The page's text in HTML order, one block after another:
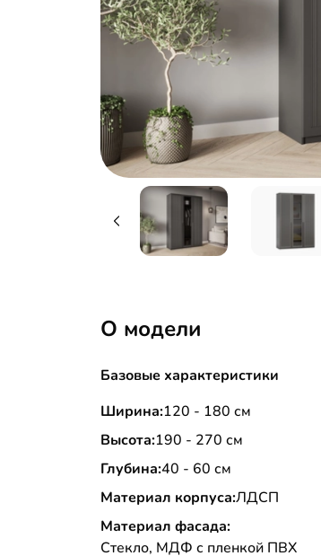
О модели
Базовые характеристики
Ширина:120 - 180 см
Высота:190 - 270 см
Глубина:40 - 60 см
Материал корпуса:ЛДСП
Материал фасада:
Стекло, МДФ с пленкой ПВХ